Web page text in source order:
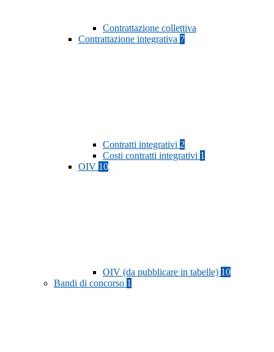
Contrattazione collettiva
Contrattazione integrativa 7
Contratti integrativi 2
Costi contratti integrativi 1
OIV 10
OIV (da pubblicare in tabelle) 10
Bandi di concorso 1